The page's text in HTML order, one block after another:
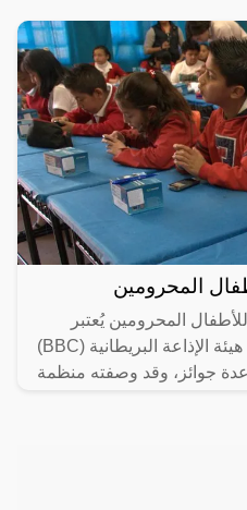
المحرومين
المحرومين يُعتبر
برنامج "درس" الذي أطلقته هيئة الإذاعة البريطانية (BBC)
جوائز، وقد وصفته منظمة